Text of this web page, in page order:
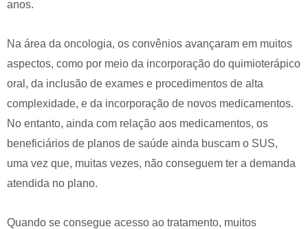
anos.
Na área da oncologia, os convênios avançaram em muitos
aspectos, como por meio da incorporação do quimioterápico
oral, da inclusão de exames e procedimentos de alta
complexidade, e da incorporação de novos medicamentos.
No entanto, ainda com relação aos medicamentos, os
beneficiários de planos de saúde ainda buscam o SUS,
uma vez que, muitas vezes, não conseguem ter a demanda
atendida no plano.
Quando se consegue acesso ao tratamento, muitos